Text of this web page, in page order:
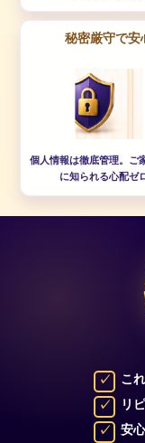
秘密厳守で安
個人情報は徹底管理。ご
に知られる心配ゼ
こ
リ
安